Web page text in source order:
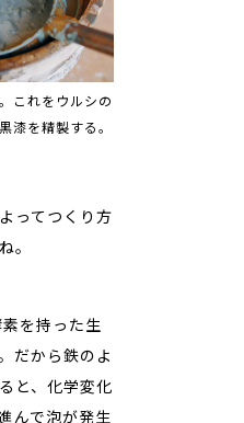
これをウルシの
漆を精製する。
よってつくり方
。
を持った生
だから鉄のよ
と、化学変化
んで泡が発生